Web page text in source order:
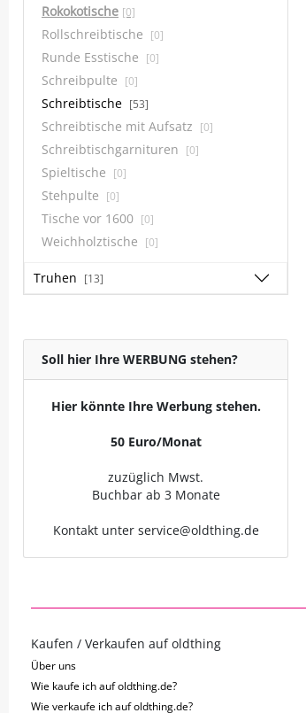
Rokokotische [0]
Rollschreibtische [0]
Runde Esstische [0]
Schreibpulte [0]
Schreibtische [53]
Schreibtische mit Aufsatz [0]
Schreibtischgarnituren [0]
Spieltische [0]
Stehpulte [0]
Tische vor 1600 [0]
Weichholztische [0]
Truhen [13]
Soll hier Ihre WERBUNG stehen?
Hier könnte Ihre Werbung stehen.
50 Euro/Monat
zuzüglich Mwst.
Buchbar ab 3 Monate
Kontakt unter service@oldthing.de
Kaufen / Verkaufen auf oldthing
Über uns
Wie kaufe ich auf oldthing.de?
Wie verkaufe ich auf oldthing.de?